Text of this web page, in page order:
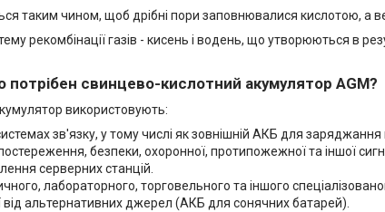
таким чином, щоб дрібні пори заповнювалися кислотою, а
рекомбінації газів - кисень і водень, що утворюються в
потрібен свинцево-кислотний акумулятор AGM?
використовують:
зв'язку, у тому числі як зовнішній АКБ для
безпеки, охоронної, протипожежної та іншої
серверних станцій.
лабораторного, торговельного та іншого
від альтернативних джерел (АКБ для сонячних батарей).